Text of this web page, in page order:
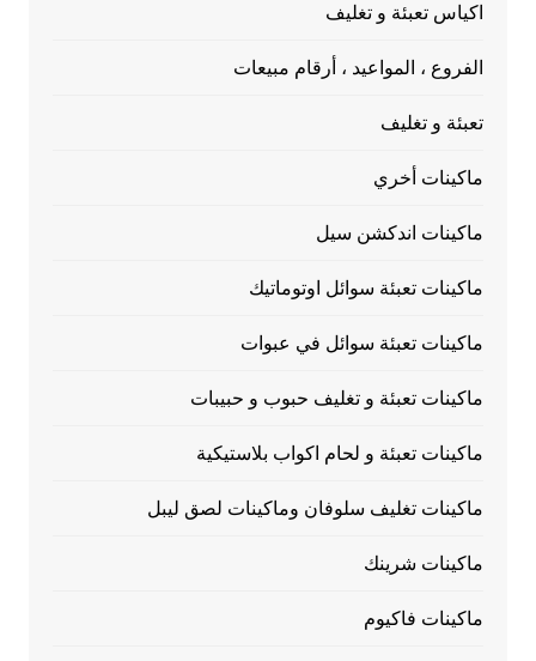
اكياس تعبئة و تغليف
الفروع ، المواعيد ، أرقام مبيعات
تعبئة و تغليف
ماكينات أخري
ماكينات اندكشن سيل
ماكينات تعبئة سوائل اوتوماتيك
ماكينات تعبئة سوائل في عبوات
ماكينات تعبئة و تغليف حبوب و حبيبات
ماكينات تعبئة و لحام اكواب بلاستيكية
ماكينات تغليف سلوفان وماكينات لصق ليبل
ماكينات شرينك
ماكينات فاكيوم